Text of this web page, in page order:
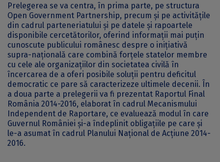
Prelegerea se va centra, în prima parte, pe structura
Open Government Partnership, precum și pe activitățile
din cadrul parteneriatului și pe datele și rapoartele
disponibile cercetătorilor, oferind informații mai puțin
cunoscute publicului românesc despre o inițiativă
supra-națională care combină forțele statelor membre
cu cele ale organizațiilor din societatea civilă în
încercarea de a oferi posibile soluții pentru deficitul
democratic ce pare să caracterizeze ultimele decenii. În
a doua parte a prelegerii va fi prezentat Raportul Final
România 2014-2016, elaborat în cadrul Mecanismului
Independent de Raportare, ce evaluează modul în care
Guvernul României și-a îndeplinit obligațiile pe care și
le-a asumat în cadrul Planului Național de Acțiune 2014-
2016.